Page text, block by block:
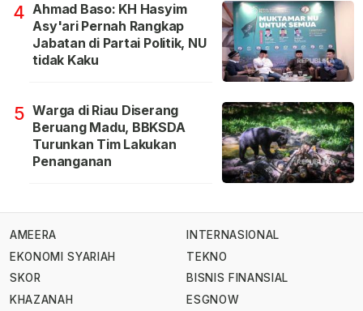
4 Ahmad Baso: KH Hasyim
Asy'ari Pernah Rangkap
Jabatan di Partai Politik, NU
tidak Kaku
5 Warga di Riau Diserang
Beruang Madu, BBKSDA
Turunkan Tim Lakukan
Penanganan
AMEERA
EKONOMI SYARIAH
SKOR
KHAZANAH
INTERNASIONAL
TEKNO
BISNIS FINANSIAL
ESGNOW